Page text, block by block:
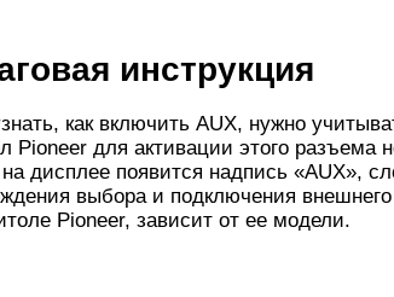
инструкция
как включить AUX, нужно
Pioneer для активации этого разъема
на дисплее появится надпись «AUX»,
выбора и подключения
Pioneer, зависит от ее модели.